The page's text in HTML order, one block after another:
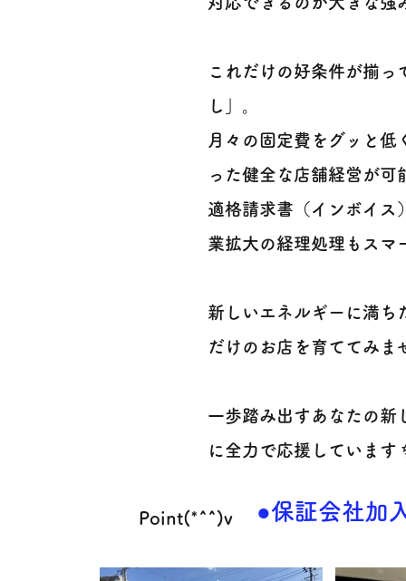
これだけの好条件が揃
し」。
月々の固定費をグッと低
った健全な店舗経営が可
適格請求書（インボイス
業拡大の経理処理もスマ
新しいエネルギーに満ち
だけのお店を育ててみま
一歩踏み出すあなたの新
に全力で応援しています
Point(*^^)v ●保証会社加